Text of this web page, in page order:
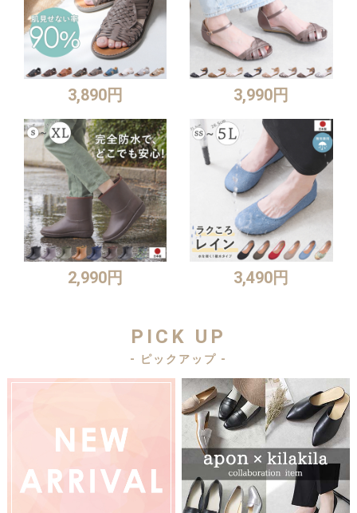
3,890円 3,990円
2,990円 3,490円
PICK UP
- ピックアップ -